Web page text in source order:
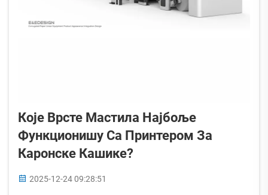
Које Врсте Мастила Најбоље
Функционишу Са Принтером За
Каронске Кашике?
2025-12-24 09:28:51